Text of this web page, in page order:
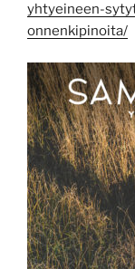
yhtyeineen-
onnenkipinoita/